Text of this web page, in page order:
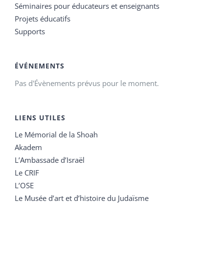
Séminaires pour éducateurs et enseignants
Projets éducatifs
Supports
ÉVÉNEMENTS
Pas d'Évènements prévus pour le moment.
LIENS UTILES
Le Mémorial de la Shoah
Akadem
L’Ambassade d’Israël
Le CRIF
L’OSE
Le Musée d’art et d’histoire du Judaïsme